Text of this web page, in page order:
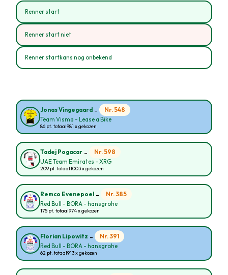
Renner start
Renner start niet
Renner startkans nog onbekend
Jonas Vingegaard - Nr. 548
Team Visma - Lease a Bike
86 pt. totaal981 x gekozen
Tadej Pogacar - Nr. 598
UAE Team Emirates - XRG
209 pt. totaal1003 x gekozen
Remco Evenepoel - Nr. 385
Red Bull - BORA - hansgrohe
175 pt. totaal974 x gekozen
Florian Lipowitz - Nr. 391
Red Bull - BORA - hansgrohe
62 pt. totaal913 x gekozen